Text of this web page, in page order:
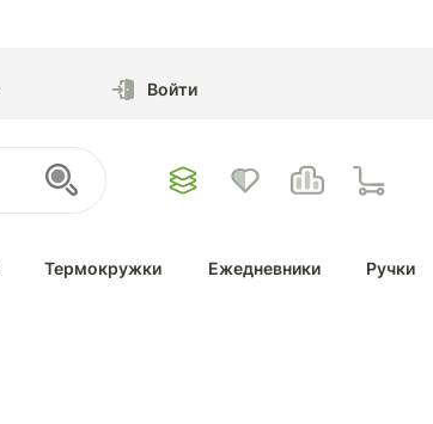
Войти
Термокружки Ежедневники Ручки